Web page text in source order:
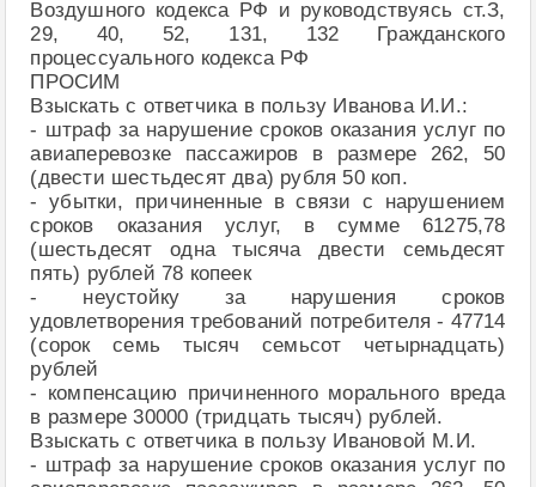
Воздушного кодекса РФ и руководствуясь ст.З,
29, 40, 52, 131, 132 Гражданского
процессуального кодекса РФ
ПРОСИМ
Взыскать с ответчика в пользу Иванова И.И.:
- штраф за нарушение сроков оказания услуг по
авиаперевозке пассажиров в размере 262, 50
(двести шестьдесят два) рубля 50 коп.
- убытки, причиненные в связи с нарушением
сроков оказания услуг, в сумме 61275,78
(шестьдесят одна тысяча двести семьдесят
пять) рублей 78 копеек
- неустойку за нарушения сроков
удовлетворения требований потребителя - 47714
(сорок семь тысяч семьсот четырнадцать)
рублей
- компенсацию причиненного морального вреда
в размере 30000 (тридцать тысяч) рублей.
Взыскать с ответчика в пользу Ивановой М.И.
- штраф за нарушение сроков оказания услуг по